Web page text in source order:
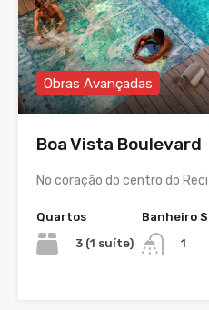
Obras Avançadas
Boa Vista Boulevard
No coração do centro do
Quartos
3 (1 suíte)
Banheiro
1